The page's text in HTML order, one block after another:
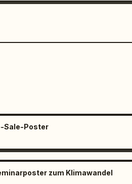
Sale-Poster
zum Klimawandel